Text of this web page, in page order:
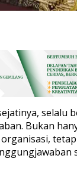
selalu
Bukan